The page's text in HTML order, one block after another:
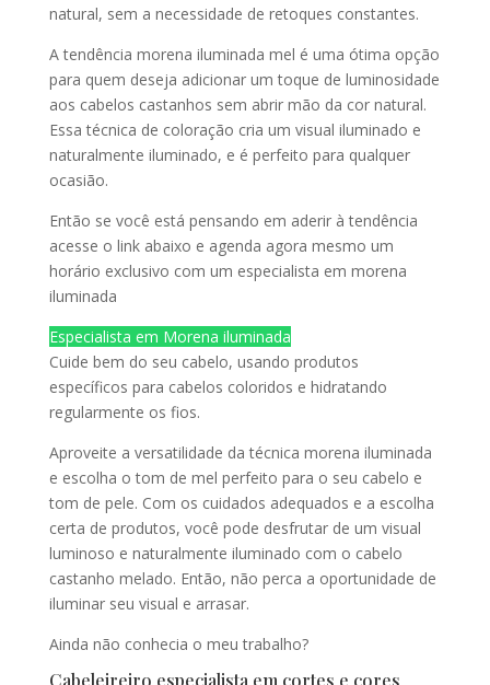
natural, sem a necessidade de retoques constantes.
A tendência morena iluminada mel é uma ótima opção
para quem deseja adicionar um toque de luminosidade
aos cabelos castanhos sem abrir mão da cor natural.
Essa técnica de coloração cria um visual iluminado e
naturalmente iluminado, e é perfeito para qualquer
ocasião.
Então se você está pensando em aderir à tendência
acesse o link abaixo e agenda agora mesmo um
horário exclusivo com um especialista em morena
iluminada
Especialista em Morena iluminada
Cuide bem do seu cabelo, usando produtos
específicos para cabelos coloridos e hidratando
regularmente os fios.
Aproveite a versatilidade da técnica morena iluminada
e escolha o tom de mel perfeito para o seu cabelo e
tom de pele. Com os cuidados adequados e a escolha
certa de produtos, você pode desfrutar de um visual
luminoso e naturalmente iluminado com o cabelo
castanho melado. Então, não perca a oportunidade de
iluminar seu visual e arrasar.
Ainda não conhecia o meu trabalho?
Cabeleireiro especialista em cortes e cores